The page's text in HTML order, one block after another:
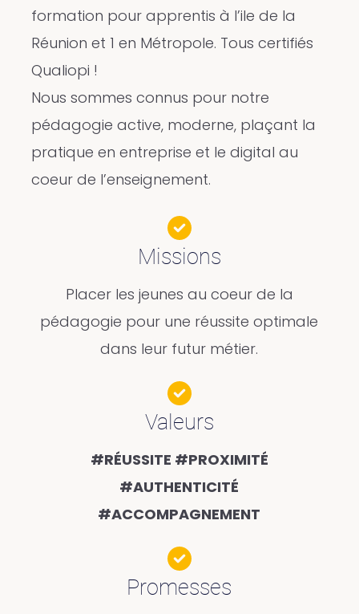
formation pour apprentis à l’ile de la
Réunion et 1 en Métropole. Tous certifiés
Qualiopi !
Nous sommes connus pour notre
pédagogie active, moderne, plaçant la
pratique en entreprise et le digital au
coeur de l’enseignement.
Missions
Placer les jeunes au coeur de la
pédagogie pour une réussite optimale
dans leur futur métier.
Valeurs
#RÉUSSITE #PROXIMITÉ
#AUTHENTICITÉ
#ACCOMPAGNEMENT
Promesses